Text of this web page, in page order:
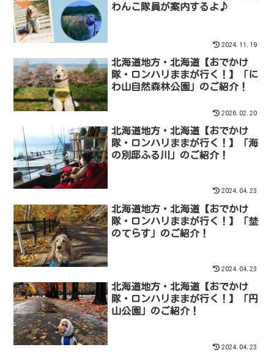
わんこ隊員が案内するよ♪
2024.11.19
北海道地方・北海道【おでかけ
隊・ロンハリままが行く！】「に
わ山自然森林公園」のご紹介！
2026.02.20
北海道地方・北海道【おでかけ
隊・ロンハリままが行く！】「海
の別邸ふる川」のご紹介！
2024.04.23
北海道地方・北海道【おでかけ
隊・ロンハリままが行く！】「埜
のてらす」のご紹介！
2024.04.23
北海道地方・北海道【おでかけ
隊・ロンハリままが行く！】「円
山公園」のご紹介！
2024.04.23